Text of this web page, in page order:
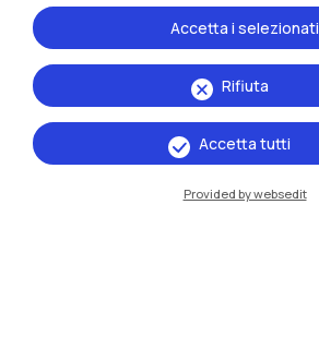
IT
Rifiuta
Accetta i selezionati
Accetta tutti
Provided by websedit